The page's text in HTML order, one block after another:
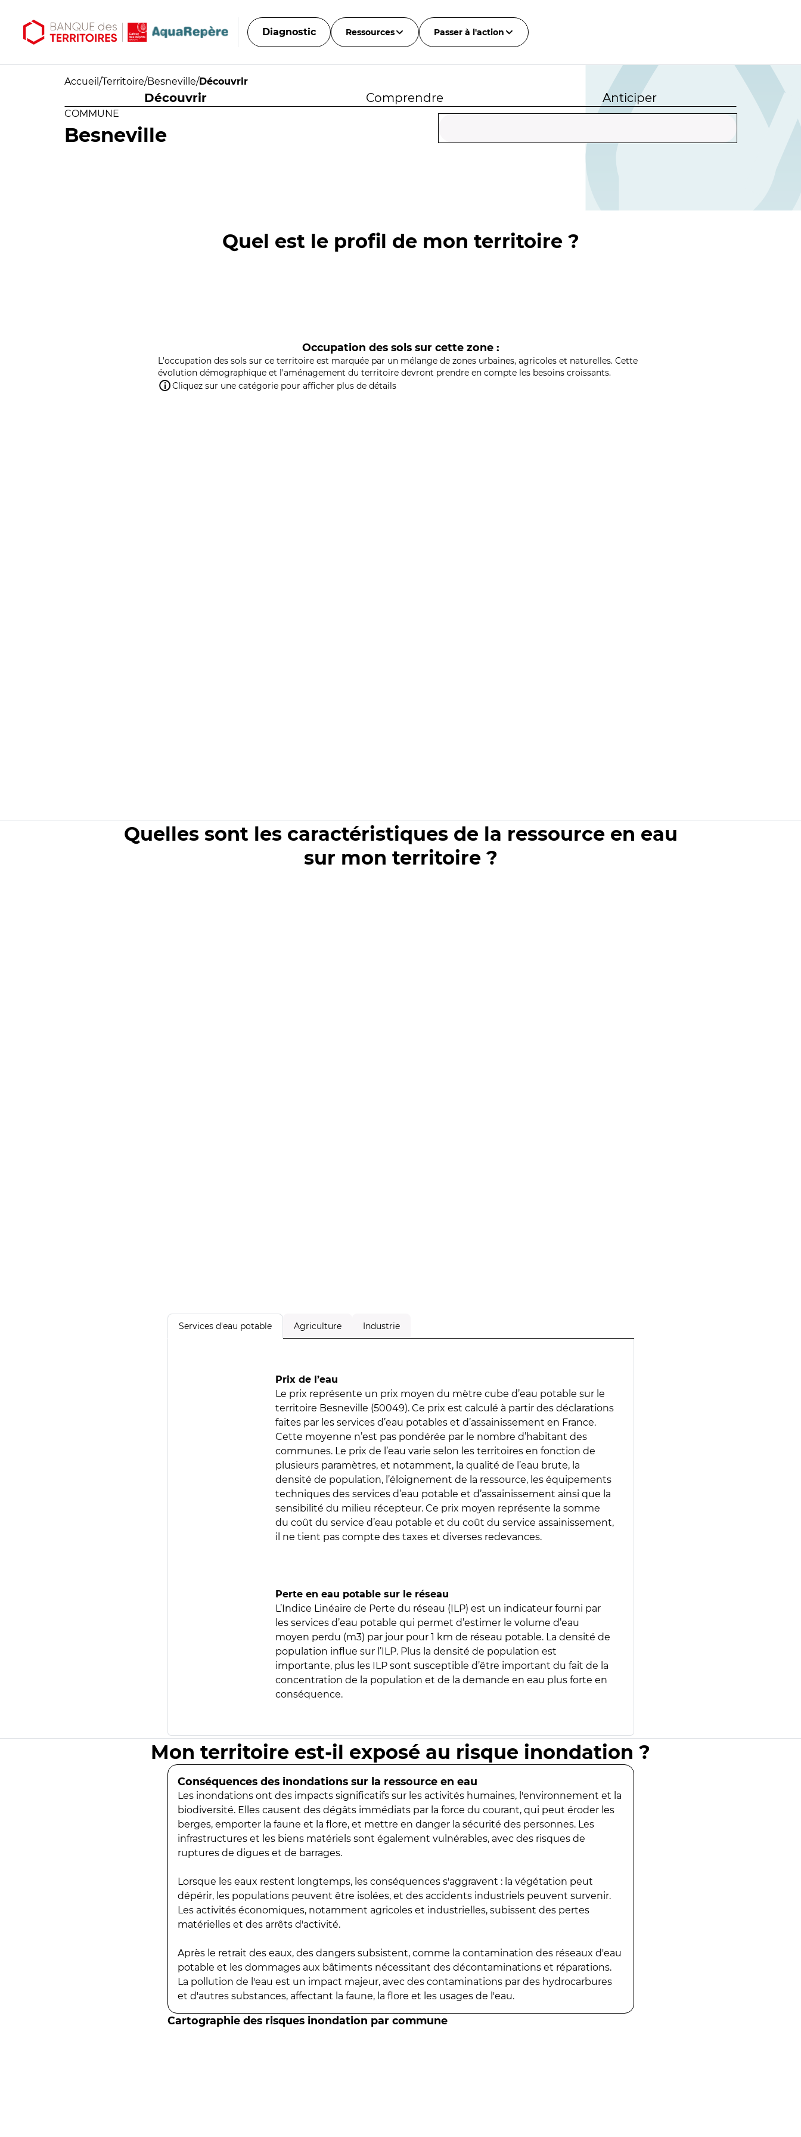
Diagnostic Ressources Passer à l'action
Accueil /Territoire/Besneville/Découvrir
Découvrir Comprendre Anticiper
COMMUNE
Besneville
Quel est le profil de mon territoire ?
Occupation des sols sur cette zone :
L'occupation des sols sur ce territoire est marquée par un mélange de zones urbaines, agricoles et naturelles. Cette
évolution démographique et l'aménagement du territoire devront prendre en compte les besoins croissants.
Cliquez sur une catégorie pour afficher plus de détails
Quelles sont les caractéristiques de la ressource en eau
sur mon territoire ?
Services d'eau potable Agriculture Industrie
Prix de l’eau
Le prix représente un prix moyen du mètre cube d’eau potable sur le
territoire Besneville (50049). Ce prix est calculé à partir des déclarations
faites par les services d’eau potables et d’assainissement en France.
Cette moyenne n’est pas pondérée par le nombre d’habitant des
communes. Le prix de l’eau varie selon les territoires en fonction de
plusieurs paramètres, et notamment, la qualité de l’eau brute, la
densité de population, l’éloignement de la ressource, les équipements
techniques des services d’eau potable et d’assainissement ainsi que la
sensibilité du milieu récepteur. Ce prix moyen représente la somme
du coût du service d’eau potable et du coût du service assainissement,
il ne tient pas compte des taxes et diverses redevances.
Perte en eau potable sur le réseau
L’Indice Linéaire de Perte du réseau (ILP) est un indicateur fourni par
les services d’eau potable qui permet d’estimer le volume d’eau
moyen perdu (m3) par jour pour 1 km de réseau potable. La densité de
population influe sur l’ILP. Plus la densité de population est
importante, plus les ILP sont susceptible d’être important du fait de la
concentration de la population et de la demande en eau plus forte en
conséquence.
Mon territoire est-il exposé au risque inondation ?
Conséquences des inondations sur la ressource en eau
Les inondations ont des impacts significatifs sur les activités humaines, l'environnement et la
biodiversité. Elles causent des dégâts immédiats par la force du courant, qui peut éroder les
berges, emporter la faune et la flore, et mettre en danger la sécurité des personnes. Les
infrastructures et les biens matériels sont également vulnérables, avec des risques de
ruptures de digues et de barrages.
Lorsque les eaux restent longtemps, les conséquences s'aggravent : la végétation peut
dépérir, les populations peuvent être isolées, et des accidents industriels peuvent survenir.
Les activités économiques, notamment agricoles et industrielles, subissent des pertes
matérielles et des arrêts d'activité.
Après le retrait des eaux, des dangers subsistent, comme la contamination des réseaux d'eau
potable et les dommages aux bâtiments nécessitant des décontaminations et réparations.
La pollution de l'eau est un impact majeur, avec des contaminations par des hydrocarbures
et d'autres substances, affectant la faune, la flore et les usages de l'eau.
Cartographie des risques inondation par commune